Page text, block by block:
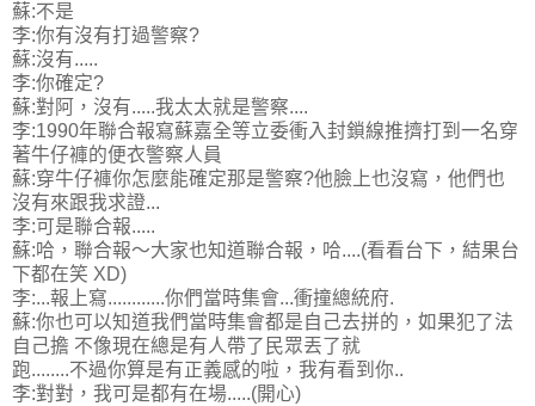
蘇:不是
李:你有沒有打過警察?
蘇:沒有.....
李:你確定?
蘇:對阿，沒有.....我太太就是警察....
李:1990年聯合報寫蘇嘉全等立委衝入封鎖線推擠打到一名穿
著牛仔褲的便衣警察人員
蘇:穿牛仔褲你怎麼能確定那是警察?他臉上也沒寫，他們也
沒有來跟我求證...
李:可是聯合報.....
蘇:哈，聯合報～大家也知道聯合報，哈....(看看台下，結果台
下都在笑 XD)
李:...報上寫............你們當時集會...衝撞總統府.
蘇:你也可以知道我們當時集會都是自己去拼的，如果犯了法
自己擔 不像現在總是有人帶了民眾丟了就
跑........不過你算是有正義感的啦，我有看到你..
李:對對，我可是都有在場.....(開心)